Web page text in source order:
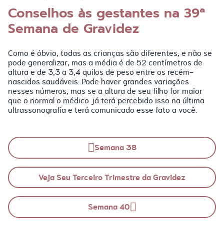
Conselhos às gestantes na 39ª
Semana de Gravidez
Como é óbvio, todas as crianças são diferentes, e não se
pode generalizar, mas a média é de 52 centímetros de
altura e de 3,3 a 3,4 quilos de peso entre os recém-
nascidos saudáveis. Pode haver grandes variações
nesses números, mas se a altura de seu filho for maior
que o normal o médico já terá percebido isso na última
ultrassonografia e terá comunicado esse fato a você.
Semana 38
Veja Seu Terceiro Trimestre da Gravidez
Semana 40